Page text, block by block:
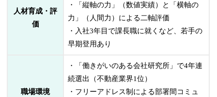
人材育成・評
価
・「縦軸の力」（数値実績）と「横軸の
力」（人間力）による二軸評価
・入社3年目で課長職に就くなど、若手の
早期登用あり
職場環境
・「働きがいのある会社研究所」で4年連
続選出（不動産業界1位）
・フリーアドレス制による部署間コミュ